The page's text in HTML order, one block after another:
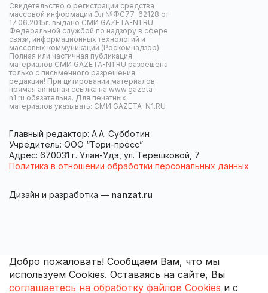
Свидетельство о регистрации средства
массовой информации Эл №ФС77-62128 от
17.06.2015г. выдано СМИ GAZETA-N1.RU
Федеральной службой по надзору в сфере
связи, информационных технологий и
массовых коммуникаций (Роскомнадзор).
Полная или частичная публикация
материалов СМИ GAZETA-N1.RU разрешена
только с письменного разрешения
редакции! При цитировании материалов
прямая активная ссылка на www.gazeta-
n1.ru обязательна. Для печатных
материалов указывать: СМИ GAZETA-N1.RU
Главный редактор: А.А. Субботин
Учредитель: ООО “Тори-пресс”
Адрес: 670031 г. Улан-Удэ, ул. Терешковой, 7
Политика в отношении обработки персональных данных
Дизайн и разработка — nanzat.ru
Добро пожаловать! Сообщаем Вам, что мы
используем Cookies. Оставаясь на сайте, Вы
соглашаетесь на обработку файлов Cookies и с